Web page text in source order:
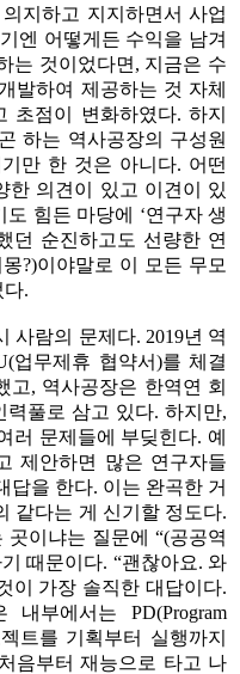
지하고 지지하면서 사업
엔 어떻게든 수익을 남겨
는 것이었다면, 지금은 수
발하여 제공하는 것 자체
초점이 변화하였다. 하지
하는 역사공장의 구성원
만 한 것은 아니다. 어떤
한 의견이 있고 이견이 있
힘든 마당에 ‘연구자 생
던 순진하고도 선량한 연
?)이야말로 이 모든 무모
.
사람의 문제다. 2019년 역
업무제휴 협약서)를 체결
고, 역사공장은 한역연 회
풀로 삼고 있다. 하지만,
러 문제들에 부딪힌다. 예
제안하면 많은 연구자들
답을 한다. 이는 완곡한 거
같다는 게 신기할 정도다.
이냐는 질문에 “(공공역
때문이다. “괜찮아요. 와
이 가장 솔직한 대답이다.
부에서는 PD(Program
트를 기획부터 실행까지
음부터 재능으로 타고 나